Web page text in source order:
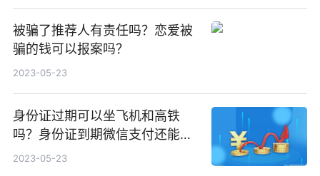
被骗了推荐人有责任吗？恋爱被
骗的钱可以报案吗？
2023-05-23
身份证过期可以坐飞机和高铁
吗？身份证到期微信支付还能正
常使用吗？
2023-05-23